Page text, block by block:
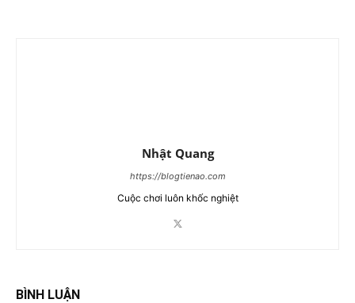
Nhật Quang
https://blogtienao.com
Cuộc chơi luôn khốc nghiệt
BÌNH LUẬN